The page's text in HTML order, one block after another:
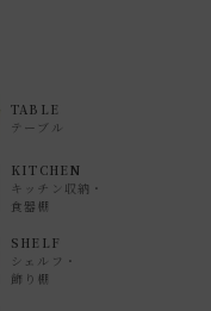
TABLE
テーブル
KITCHEN
キッチン収納・
食器棚
SHELF
シェルフ・
飾り棚